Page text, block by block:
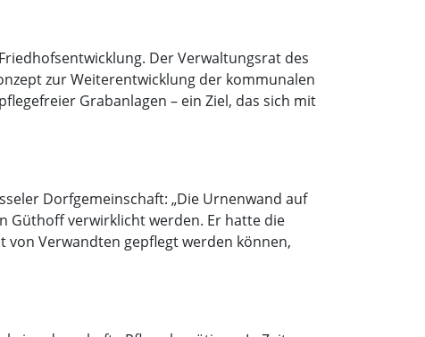
Der Verwaltungsrat des
zur Weiterentwicklung der kommunalen
Grabanlagen – ein Ziel, das sich mit
Dorfgemeinschaft: „Die Urnenwand auf
Güthoff verwirklicht werden. Er hatte die
Verwandten gepflegt werden können,